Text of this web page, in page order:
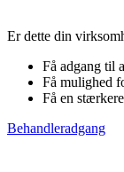
Er dette din
Få adgang til
Få mulighed
Få en
Behandleradgang